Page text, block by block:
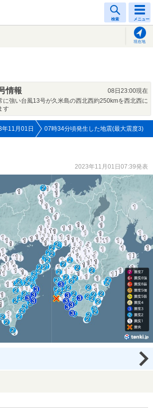
検索 メニュー
現在地
情報
08日23:00現在
に強い台風13号が久米島の西北西約250kmを西北西に
す
年11月01日 07時34分頃発生した地震(最大震度3)
2023年11月01日07:39発表